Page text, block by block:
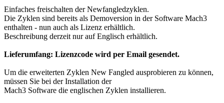
Einfaches freischalten der Newfangledzyklen.
Die Zyklen sind bereits als Demoversion in der Software Mach3
enthalten - nun auch als Lizenz erhältlich.
Beschreibung derzeit nur auf Englisch erhältlich.
Lieferumfang: Lizenzcode wird per Email gesendet.
Um die erweiterten Zyklen New Fangled ausprobieren zu können,
müssen Sie bei der Installation der
Mach3 Software die englischen Zyklen installieren.